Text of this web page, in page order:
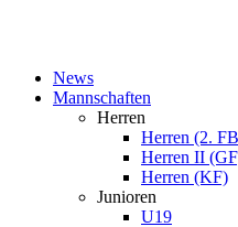
News
Mannschaften
Herren
Herren (2.
Herren II
Herren (KF)
Junioren
U19